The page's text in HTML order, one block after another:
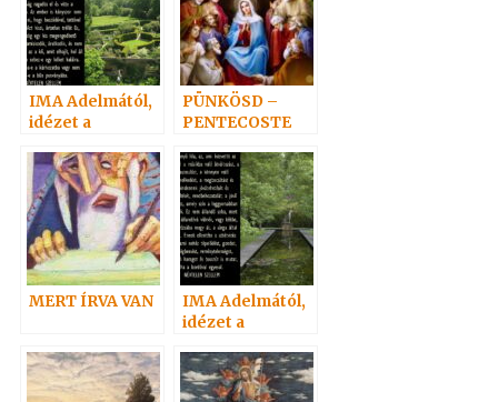
IMA Adelmától,
idézet a
Szellemtől 17.
PÜNKÖSD –
PENTECOSTE
MERT ÍRVA VAN
IMA Adelmától,
idézet a
Szellemtől 11.